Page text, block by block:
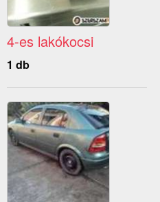
4-es lakókocsi
1 db